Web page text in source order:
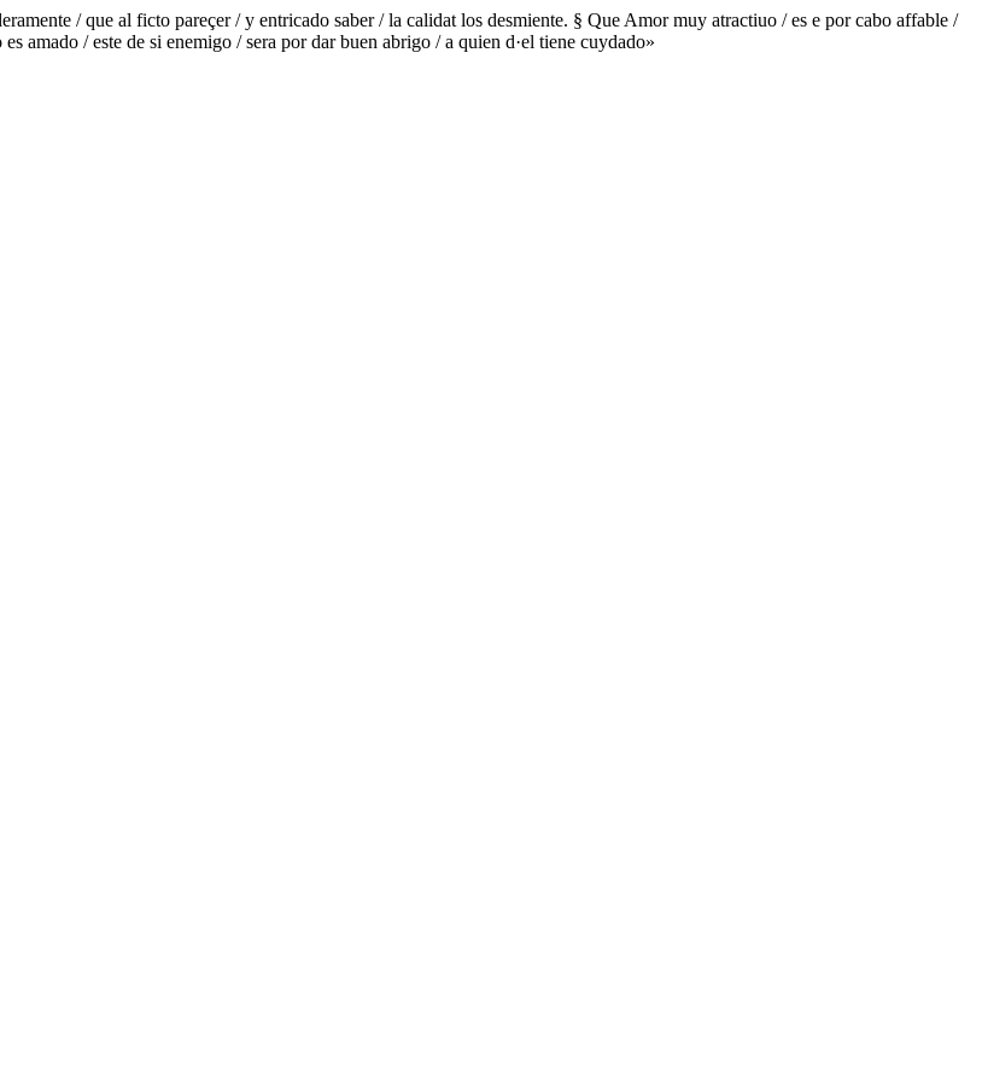
/ que al ficto pareçer / y entricado saber / la calidat los desmiente. § Que Amor muy atractiuo / es e por cabo affable /
amado / este de si enemigo / sera por dar buen abrigo / a quien d·el tiene cuydado»